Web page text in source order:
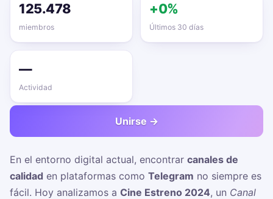
125.478
miembros
+0%
Últimos 30 días
—
Actividad
Unirse →
En el entorno digital actual, encontrar canales de
calidad en plataformas como Telegram no siempre es
fácil. Hoy analizamos a Cine Estreno 2024, un Canal